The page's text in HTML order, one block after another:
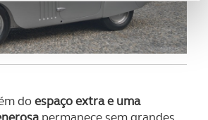
e anúncios, para lhe proporcionar
redes sociais, bem como para
no nosso website.
de publicidade e de análise, com
na UE e em países terceiros.
doespaço extra e uma